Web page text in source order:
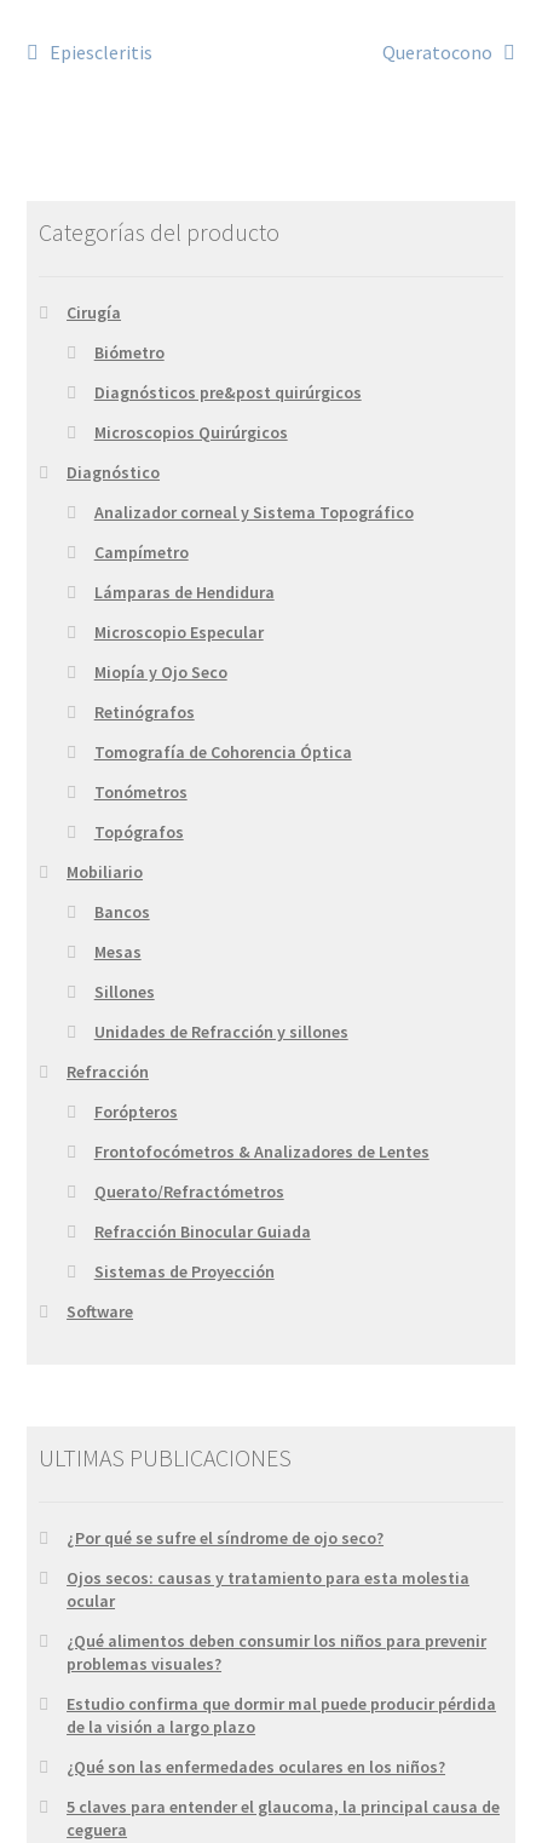
Epiescleritis Queratocono
Categorías del producto
Cirugía
Biómetro
Diagnósticos pre&post quirúrgicos
Microscopios Quirúrgicos
Diagnóstico
Analizador corneal y Sistema Topográfico
Campímetro
Lámparas de Hendidura
Microscopio Especular
Miopía y Ojo Seco
Retinógrafos
Tomografía de Cohorencia Óptica
Tonómetros
Topógrafos
Mobiliario
Bancos
Mesas
Sillones
Unidades de Refracción y sillones
Refracción
Forópteros
Frontofocómetros & Analizadores de Lentes
Querato/Refractómetros
Refracción Binocular Guiada
Sistemas de Proyección
Software
ULTIMAS PUBLICACIONES
¿Por qué se sufre el síndrome de ojo seco?
Ojos secos: causas y tratamiento para esta molestia
ocular
¿Qué alimentos deben consumir los niños para prevenir
problemas visuales?
Estudio confirma que dormir mal puede producir pérdida
de la visión a largo plazo
¿Qué son las enfermedades oculares en los niños?
5 claves para entender el glaucoma, la principal causa de
ceguera